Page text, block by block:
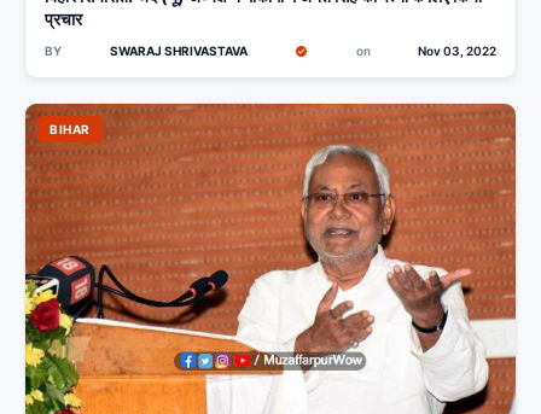
प्रचार
BY SWARAJ SHRIVASTAVA on Nov 03, 2022
BIHAR